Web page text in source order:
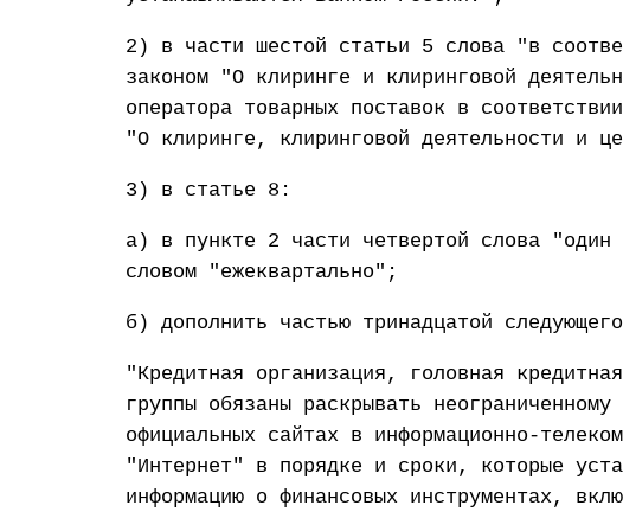
2) в части шестой статьи 5 слова "в
законом "О клиринге и клиринговой
оператора товарных поставок в
"О клиринге, клиринговой деятельности и
3) в статье 8:
а) в пункте 2 части четвертой слова "один
словом "ежеквартально";
б) дополнить частью тринадцатой
"Кредитная организация, головная
группы обязаны раскрывать
официальных сайтах в информационно-
"Интернет" в порядке и сроки, которые
информацию о финансовых инструментах,